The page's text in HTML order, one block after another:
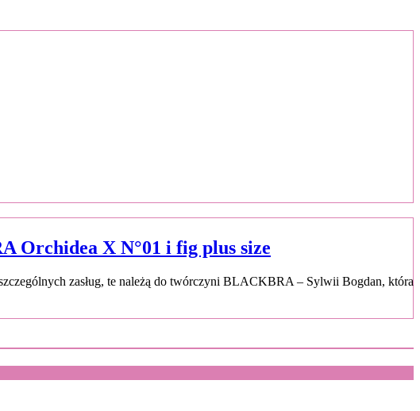
Orchidea X N°01 i fig plus size
zasług, te należą do twórczyni BLACKBRA – Sylwii Bogdan, która